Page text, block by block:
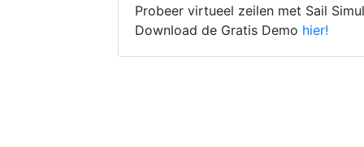
Probeer virtueel zeilen met Sail
Download de Gratis Demo hier!